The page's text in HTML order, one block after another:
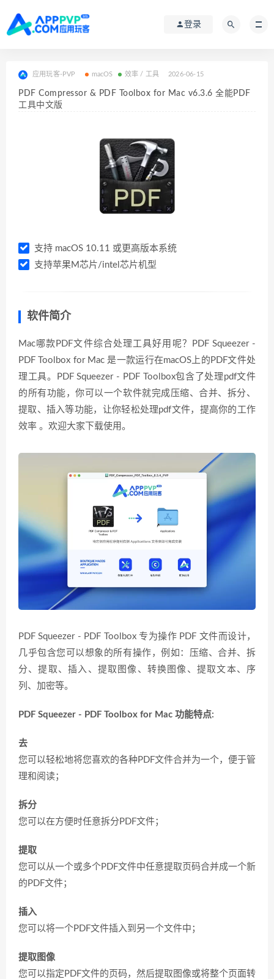
登录
应用玩客-PVP macOS 效率 / 工具 2026-06-15
PDF Compressor & PDF Toolbox for Mac v6.3.6 全能PDF
工具中文版
支持 macOS 10.11 或更高版本系统
支持苹果M芯片/intel芯片机型
软件简介
Mac哪款PDF文件综合处理工具好用呢？PDF Squeezer -
PDF Toolbox for Mac 是一款运行在macOS上的PDF文件处
理工具。PDF Squeezer - PDF Toolbox包含了处理pdf文件
的所有功能，你可以一个软件就完成压缩、合并、拆分、
提取、插入等功能，让你轻松处理pdf文件，提高你的工作
效率 。欢迎大家下载使用。
PDF Squeezer - PDF Toolbox 专为操作 PDF 文件而设计，
几乎包含您可以想象的所有操作，例如：压缩、合并、拆
分、提取、插入、提取图像、转换图像、提取文本、序
列、加密等。
PDF Squeezer - PDF Toolbox for Mac 功能特点:
去
您可以轻松地将您喜欢的各种PDF文件合并为一个，便于管
理和阅读；
拆分
您可以在方便时任意拆分PDF文件；
提取
您可以从一个或多个PDF文件中任意提取页码合并成一个新
的PDF文件；
插入
您可以将一个PDF文件插入到另一个文件中；
提取图像
您可以指定PDF文件的页码，然后提取图像或将整个页面转